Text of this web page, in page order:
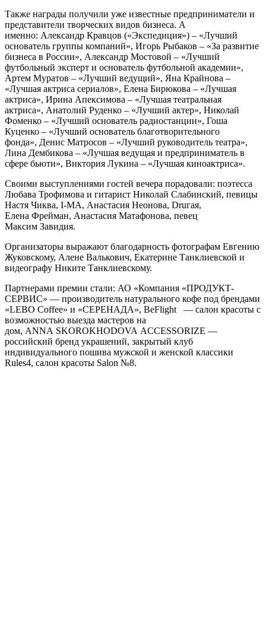
Также награды получили уже известные предприниматели и
представители творческих видов бизнеса. А
именно: Александр Кравцов («Экспедиция») – «Лучший
основатель группы компаний», Игорь Рыбаков – «За развитие
бизнеса в России», Александр Мостовой – «Лучший
футбольный эксперт и основатель футбольной академии»,
Артем Муратов – «Лучший ведущий», Яна Крайнова –
«Лучшая актриса сериалов», Елена Бирюкова – «Лучшая
актриса», Ирина Апексимова – «Лучшая театральная
актриса», Анатолий Руденко – «Лучший актер», Николай
Фоменко – «Лучший основатель радиостанции», Гоша
Куценко – «Лучший основатель благотворительного
фонда», Денис Матросов – «Лучший руководитель театра»,
Лина Дембикова – «Лучшая ведущая и предприниматель в
сфере бьюти», Виктория Лукина – «Лучшая киноактриса».
Своими выступлениями гостей вечера порадовали: поэтесса
Любава Трофимова и гитарист Николай Слабинский, певицы
Настя Чиква, I-MA, Анастасия Неонова, Druгая,
Елена Фрейман, Анастасия Матафонова, певец
Максим Завидия.
Организаторы выражают благодарность фотографам Евгению
Жуковскому, Алене Валькович, Екатерине Танклиевской и
видеографу Никите Танклиевскому.
Партнерами премии стали: АО «Компания «ПРОДУКТ-
СЕРВИС» — производитель натурального кофе под брендами
«LEBO Coffee» и «СЕРЕНАДА», BeFlight — салон красоты с
возможностью выезда мастеров на
дом, ANNA SKOROKHODOVA ACCESSORIZE —
российский бренд украшений, закрытый клуб
индивидуального пошива мужской и женской классики
Rules4, салон красоты Salon №8.